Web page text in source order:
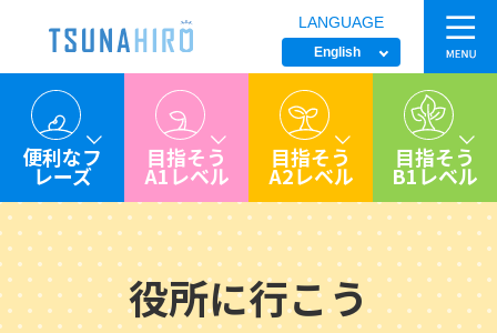
LANGUAGE
English
便利なフ
レーズ
目指そう
A1レベル
目指そう
A2レベル
目指そう
B1レベル
役所に行こう